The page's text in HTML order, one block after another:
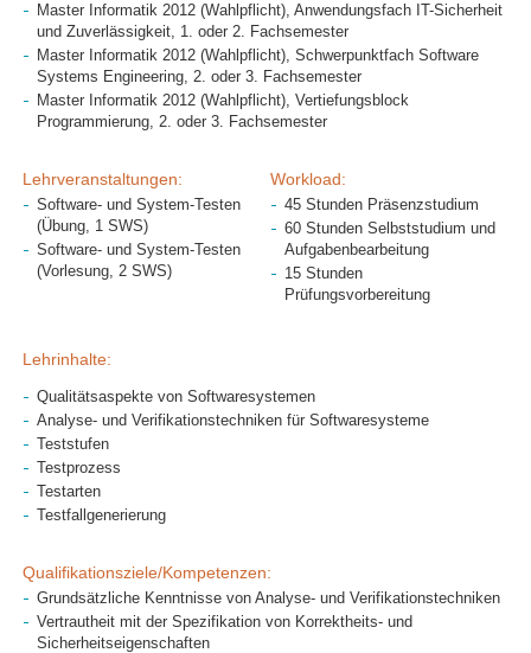
Master Informatik 2012 (Wahlpflicht), Anwendungsfach IT-Sicherheit
und Zuverlässigkeit, 1. oder 2. Fachsemester
Master Informatik 2012 (Wahlpflicht), Schwerpunktfach Software
Systems Engineering, 2. oder 3. Fachsemester
Master Informatik 2012 (Wahlpflicht), Vertiefungsblock
Programmierung, 2. oder 3. Fachsemester
Lehrveranstaltungen:
Software- und System-Testen
(Übung, 1 SWS)
Software- und System-Testen
(Vorlesung, 2 SWS)
Workload:
45 Stunden Präsenzstudium
60 Stunden Selbststudium und
Aufgabenbearbeitung
15 Stunden
Prüfungsvorbereitung
Lehrinhalte:
Qualitätsaspekte von Softwaresystemen
Analyse- und Verifikationstechniken für Softwaresysteme
Teststufen
Testprozess
Testarten
Testfallgenerierung
Qualifikationsziele/Kompetenzen:
Grundsätzliche Kenntnisse von Analyse- und Verifikationstechniken
Vertrautheit mit der Spezifikation von Korrektheits- und
Sicherheitseigenschaften